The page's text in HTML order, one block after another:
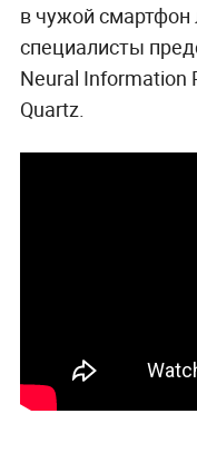
в чужой
специалисты
Neural Information
Quartz.